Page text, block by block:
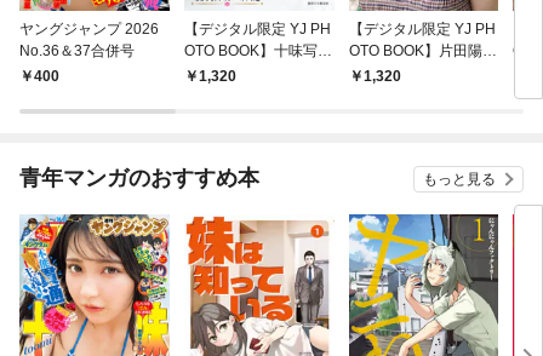
ヤングジャンプ 2026
No.36＆37合併号
￥400
【デジタル限定 YJ PH
OTO BOOK】十味写真
集「続・『ぽみ』！？
￥1,320
【デジタル限定 YJ PH
OTO BOOK】片田陽依
写真集「羽色日和」
￥1,320
リ」
青年マンガのおすすめ本 もっと見る